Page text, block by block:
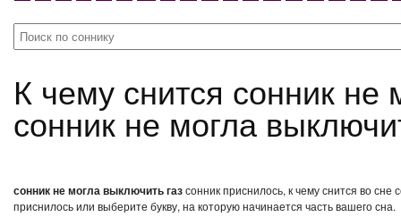
К чему снится сонник не могла выключить газ?
сонник не могла
сонник не могла выключить газсонник приснилось, к чему снится во
приснилось или выберите букву, на которую начинается часть вашего сна.